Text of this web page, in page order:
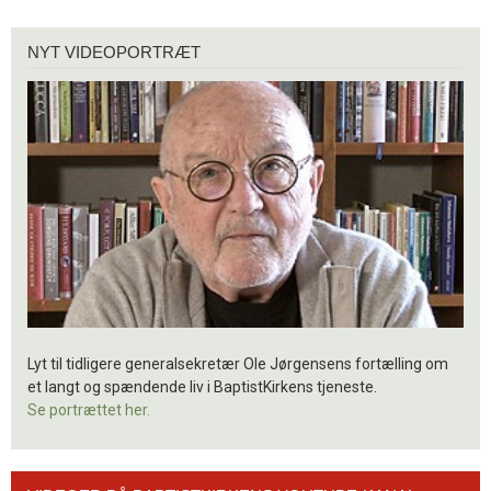
videoportræt
NYT VIDEOPORTRÆT
Lyt til tidligere generalsekretær Ole Jørgensens fortælling om
et langt og spændende liv i BaptistKirkens tjeneste.
Se portrættet her.